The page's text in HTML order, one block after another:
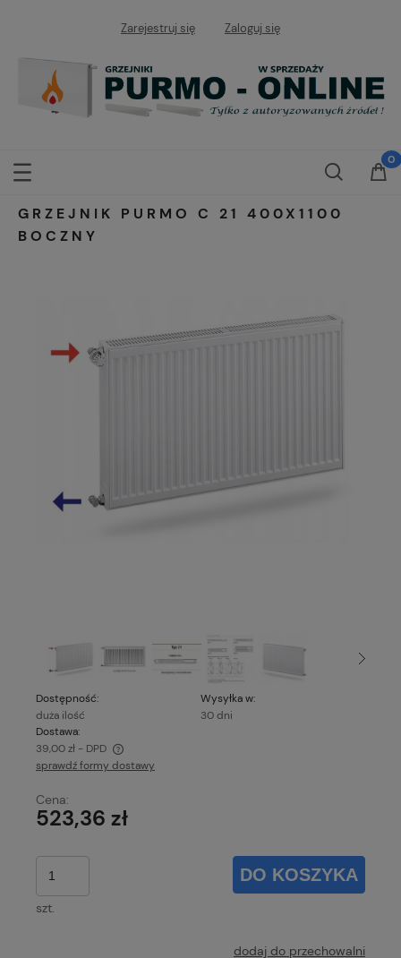
Zarejestruj się Zaloguj się
GRZEJNIK PURMO C 21 400X1100
BOCZNY
Dostępność:
duża ilość
Wysyłka w:
30 dni
Dostawa:
39,00 zł - DPD
Cena nie zawiera ewentualnych kosztów płatności
sprawdź formy dostawy
Cena:
523,36 zł
szt.
DO KOSZYKA
dodaj do przechowalni